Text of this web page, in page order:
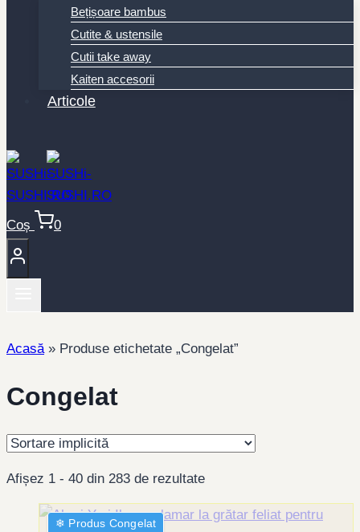
Bețișoare bambus
Cutite & ustensile
Cutii take away
Kaiten accesorii
Articole
Coș 0
Acasă» Produse etichetate „Congelat”
Congelat
Afișez 1 - 40 din 283 de rezultate
❄︎ Produs Congelat